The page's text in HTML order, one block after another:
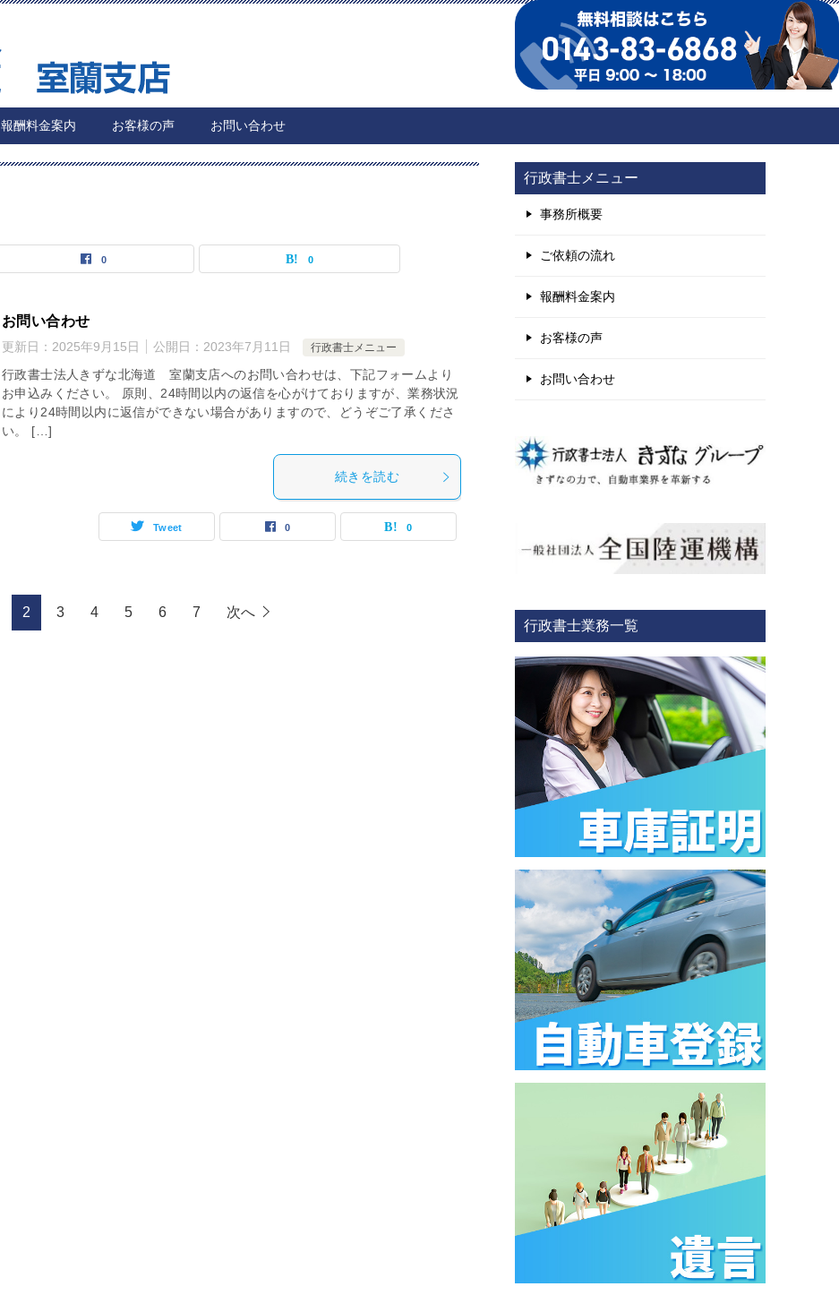
報酬料金案内 お客様の声 お問い合わせ
0 0
お問い合わせ
更新日： 2025年9月15日 公開日： 2023年7月11日 行政書士メニュー
行政書士法人きずな北海道 室蘭支店へのお問い合わせは、下記フォームより
お申込みください。 原則、24時間以内の返信を心がけておりますが、業務状況
により24時間以内に返信ができない場合がありますので、どうぞご了承くださ
い。 […]
続きを読む
Tweet 0 0
2 3 4 5 6 7 次へ
行政書士メニュー
事務所概要
ご依頼の流れ
報酬料金案内
お客様の声
お問い合わせ
行政書士業務一覧